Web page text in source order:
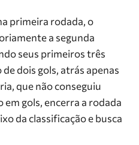
primeira rodada, o
a segunda
seus primeiros três
dois gols, atrás apenas
que não conseguiu
gols, encerra a rodada
da classificação e busca